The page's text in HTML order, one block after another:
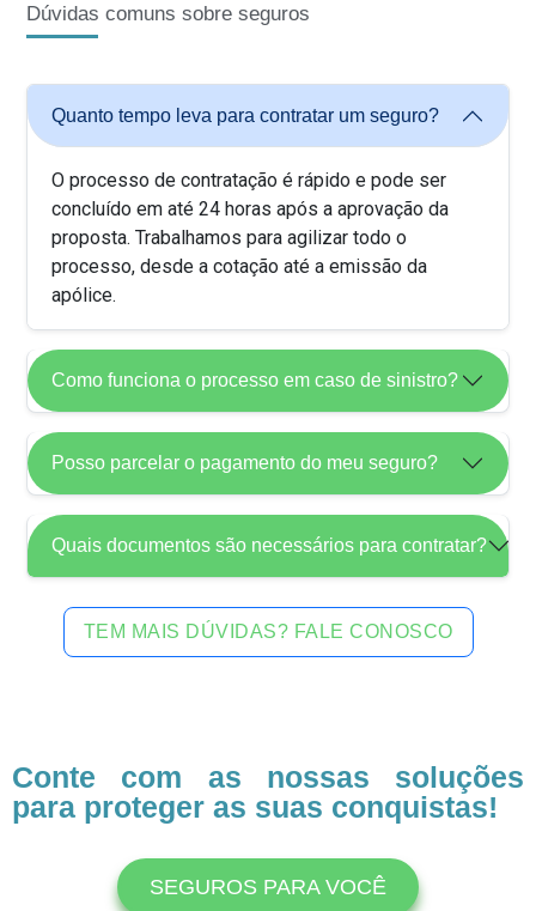
Dúvidas comuns sobre seguros
Quanto tempo leva para contratar um seguro?
O processo de contratação é rápido e pode ser
concluído em até 24 horas após a aprovação da
proposta. Trabalhamos para agilizar todo o
processo, desde a cotação até a emissão da
apólice.
Como funciona o processo em caso de sinistro?
Posso parcelar o pagamento do meu seguro?
Quais documentos são necessários para contratar?
TEM MAIS DÚVIDAS? FALE CONOSCO
Conte com as nossas soluções
para proteger as suas conquistas!
SEGUROS PARA VOCÊ